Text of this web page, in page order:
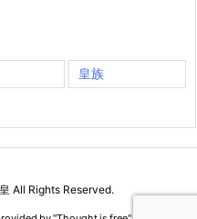
皇族
All Rights Reserved.